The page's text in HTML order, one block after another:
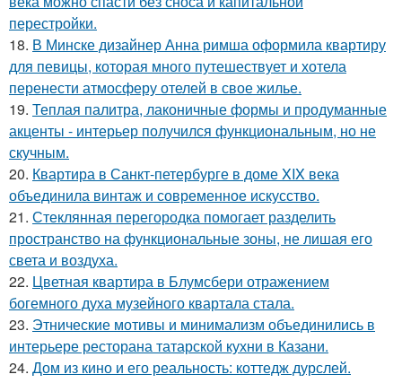
перестройки.
18. В Минске дизайнер Анна римша оформила квартиру
для певицы, которая много путешествует и хотела
перенести атмосферу отелей в свое жилье.
19. Теплая палитра, лаконичные формы и продуманные
акценты - интерьер получился функциональным, но не
скучным.
20. Квартира в Санкт-петербурге в доме XIX века
объединила винтаж и современное искусство.
21. Стеклянная перегородка помогает разделить
пространство на функциональные зоны, не лишая его
света и воздуха.
22. Цветная квартира в Блумсбери отражением
богемного духа музейного квартала стала.
23. Этнические мотивы и минимализм объединились в
интерьере ресторана татарской кухни в Казани.
24. Дом из кино и его реальность: коттедж дурслей.